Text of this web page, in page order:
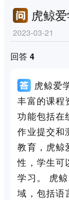
虎鲸
2023-03-21
回答 4
虎鲸爱
丰富的课程
功能包括在
作业提交和
教育，虎鲸
性，学生可
学习。 虎
域，包括语